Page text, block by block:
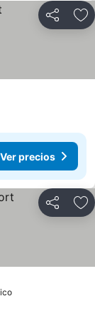
Compartir
Ver precios
Compartir
Ver precios